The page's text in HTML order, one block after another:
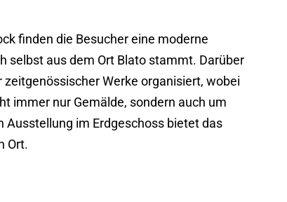
finden die Besucher eine moderne
selbst aus dem Ort Blato stammt. Darüber
Werke organisiert, wobei
immer nur Gemälde, sondern auch um
im Erdgeschoss bietet das
Ort.